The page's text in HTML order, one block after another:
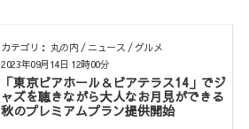
カテゴリ： 丸の内 / ニュース / グルメ
「東京ビアホール＆ビアテラス14」でジ
ャズを聴きながら大人なお月見ができる
秋のプレミアムプラン提供開始
2023年09月14日 12時00分